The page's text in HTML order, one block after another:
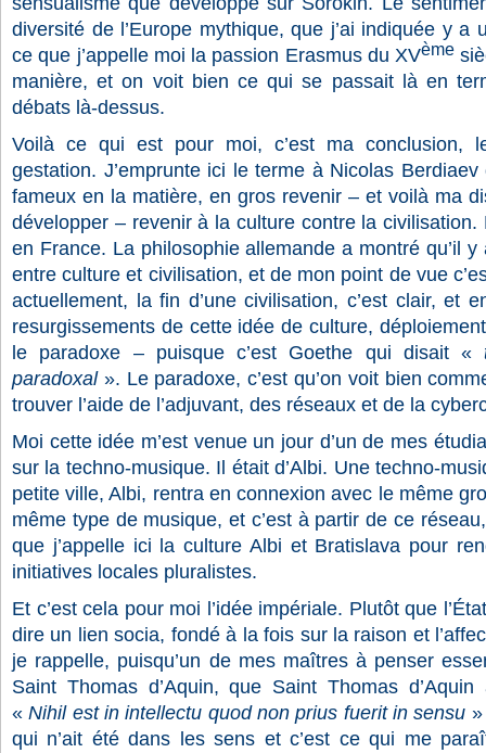
diversité de l’Europe mythique, que j’ai indiquée y a
ce que j’appelle moi la passion Erasmus du XVème
manière, et on voit bien ce qui se passait là en
débats là-dessus.
Voilà ce qui est pour moi, c’est ma conclusion,
gestation. J’emprunte ici le terme à Nicolas
fameux en la matière, en gros revenir – et voilà ma
développer – revenir à la culture contre la civilisation.
en France. La philosophie allemande a montré qu’il
entre culture et civilisation, et de mon point de vue
actuellement, la fin d’une civilisation, c’est clair, et
resurgissements de cette idée de culture,
le paradoxe – puisque c’est Goethe qui disait «
paradoxal». Le paradoxe, c’est qu’on voit bien
trouver l’aide de l’adjuvant, des réseaux et de la
Moi cette idée m’est venue un jour d’un de mes
sur la techno-musique. Il était d’Albi. Une techno-
petite ville, Albi, rentra en connexion avec le même
même type de musique, et c’est à partir de ce
que j’appelle ici la culture Albi et Bratislava pour
initiatives locales pluralistes.
Et c’est cela pour moi l’idée impériale. Plutôt que
dire un lien socia, fondé à la fois sur la raison et
je rappelle, puisqu’un de mes maîtres à penser
Saint Thomas d’Aquin, que Saint Thomas
«Nihil est in intellectu quod non prius fuerit in sensu »
qui n’ait été dans les sens et c’est ce qui me